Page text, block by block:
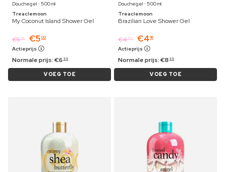
Douchegel ⋅ 500 ml
Treaclemoon
My Coconut Island Shower Gel
€519 €5 03
Actieprijs
Normale prijs:€6 99
VOEG TOE
Douchegel ⋅ 500 ml
Treaclemoon
Brazilian Love Shower Gel
€429 €4 16
Actieprijs
Normale prijs:€8 99
VOEG TOE